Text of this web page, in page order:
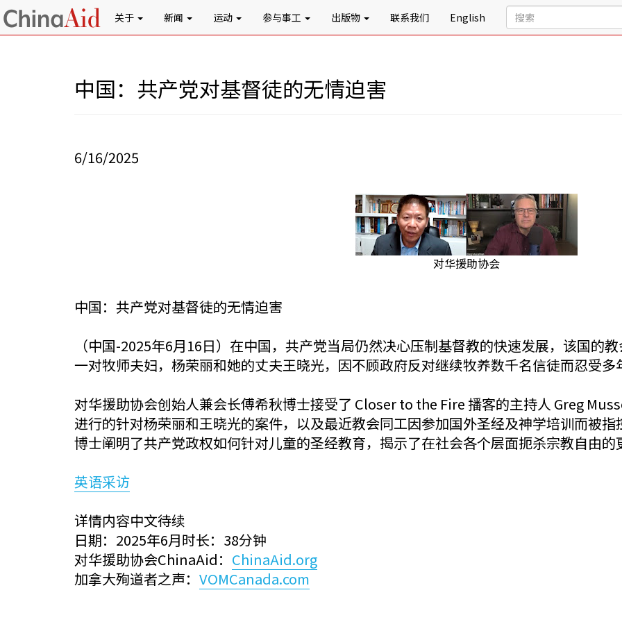
关于 新闻 运动 参与事工 出版物 联系我们 English
中国：共产党对基督徒的无情迫害
6/16/2025
对华援助协会
中国：共产党对基督徒的无情迫害
（中国-2025年6月16日）在中国，共产党当局仍然决心压制基督教的快速发展，该国的
一对牧师夫妇，杨荣丽和她的丈夫王晓光，因不顾政府反对继续牧养数千名信徒而忍受多
对华援助协会创始人兼会长傅希秋博士接受了 Closer to the Fire 播客的主持人 Greg
进行的针对杨荣丽和王晓光的案件，以及最近教会同工因参加国外圣经及神学培训而被
博士阐明了共产党政权如何针对儿童的圣经教育，揭示了在社会各个层面扼杀宗教自由的
英语采访
详情内容中文待续
日期：2025年6月时长：38分钟
对华援助协会ChinaAid： ChinaAid.org
加拿大殉道者之声： VOMCanada.com